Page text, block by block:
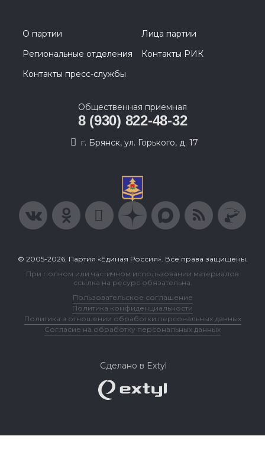
О партии
Лица партии
Региональные отделения
Контакты РИК
Контакты пресс-службы
Общественная приемная
8 (930) 822-48-32
г. Брянск, ул. Горького, д. 17
© 2005-2026, Партия «Единая Россия». Все права защищены.
При полном или частичном использовании материалов
ссылка на ресурс обязательна.
Пользовательское соглашение
Политика конфиденциальности
Политика в отношении обработки персональных данных
Согласие на обработку персональных данных
Сделано в Extyl